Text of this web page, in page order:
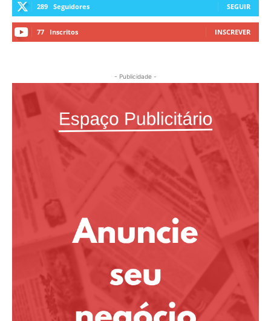
289 Seguidores SEGUIR
77 Inscritos INSCREVER
- Publicidade -